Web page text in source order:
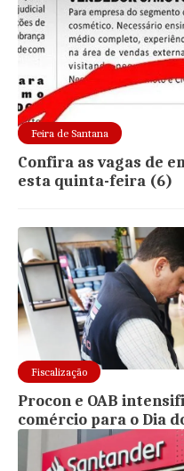
Feira de Santana
Confira as vagas de
esta quinta-feira (6)
Fiscalização
Procon e OAB
comércio para o Dia